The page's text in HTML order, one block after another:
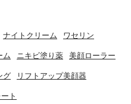
ナイトクリーム ワセリン
ム ニキビ塗り薬 美顔ローラー
グ リフトアップ美顔器
ト